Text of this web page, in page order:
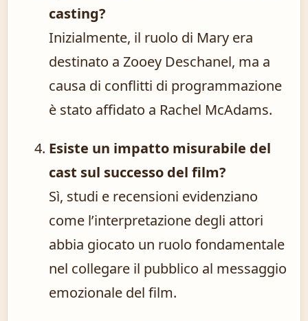
casting?
Inizialmente, il ruolo di Mary era
destinato a Zooey Deschanel, ma a
causa di conflitti di programmazione
è stato affidato a Rachel McAdams.
Esiste un impatto misurabile del
cast sul successo del film?
Sì, studi e recensioni evidenziano
come l’interpretazione degli attori
abbia giocato un ruolo fondamentale
nel collegare il pubblico al messaggio
emozionale del film.